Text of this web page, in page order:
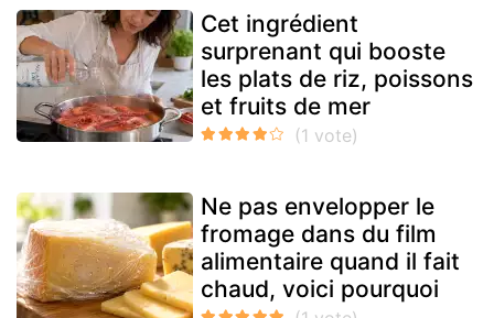
Cet ingrédient
surprenant qui booste
les plats de riz, poissons
et fruits de mer
Ne pas envelopper le
fromage dans du film
alimentaire quand il fait
chaud, voici pourquoi